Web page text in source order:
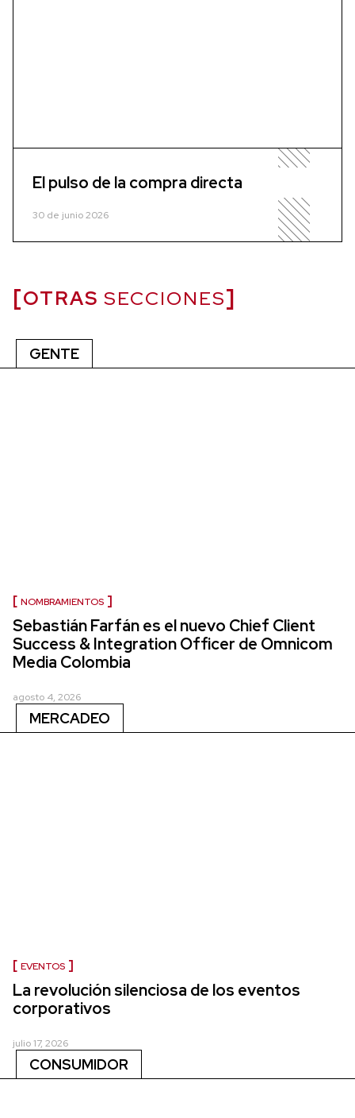
El pulso de la compra directa
30 de junio 2026
OTRAS SECCIONES
GENTE
NOMBRAMIENTOS
Sebastián Farfán es el nuevo Chief Client
Success & Integration Officer de Omnicom
Media Colombia
agosto 4, 2026
MERCADEO
EVENTOS
La revolución silenciosa de los eventos
corporativos
julio 17, 2026
CONSUMIDOR